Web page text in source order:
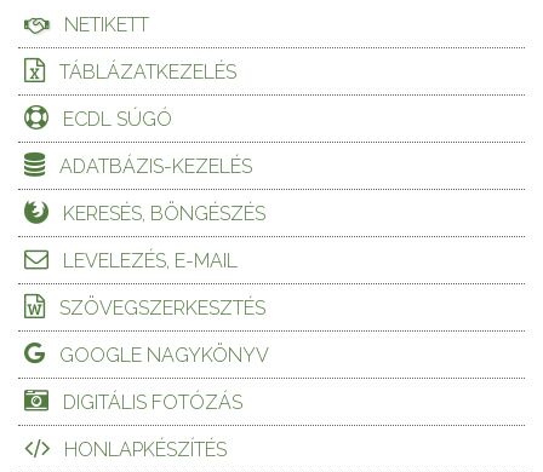
NETIKETT
TÁBLÁZATKEZELÉS
ECDL SÚGÓ
ADATBÁZIS-KEZELÉS
KERESÉS, BÖNGÉSZÉS
LEVELEZÉS, E-MAIL
SZÖVEGSZERKESZTÉS
GOOGLE NAGYKÖNYV
DIGITÁLIS FOTÓZÁS
HONLAPKÉSZÍTÉS